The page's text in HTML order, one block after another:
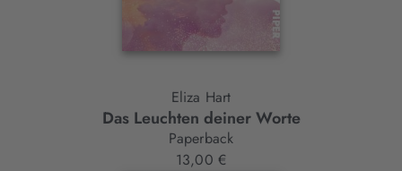
Eliza Hart
Das Leuchten deiner Worte
Paperback
13,00 €